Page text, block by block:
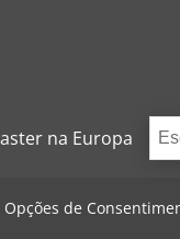
na Europa
Opções de